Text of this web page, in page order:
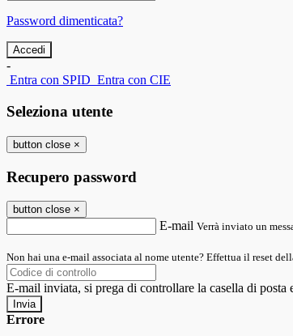
Password dimenticata?
-
Entra con SPID Entra con CIE
Seleziona utente
button close ×
Recupero password
button close ×
E-mail Verrà inviato un
Non hai una e-mail associata al nome utente? Effettua il reset
E-mail inviata, si prega di controllare la casella di posta
Errore